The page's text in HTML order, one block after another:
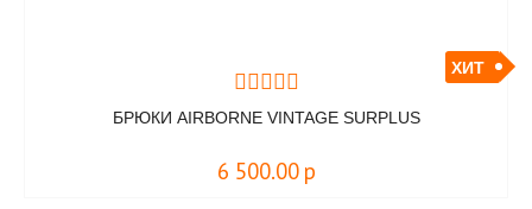
ХИТ
БРЮКИ AIRBORNE VINTAGE SURPLUS
6 500.00 р